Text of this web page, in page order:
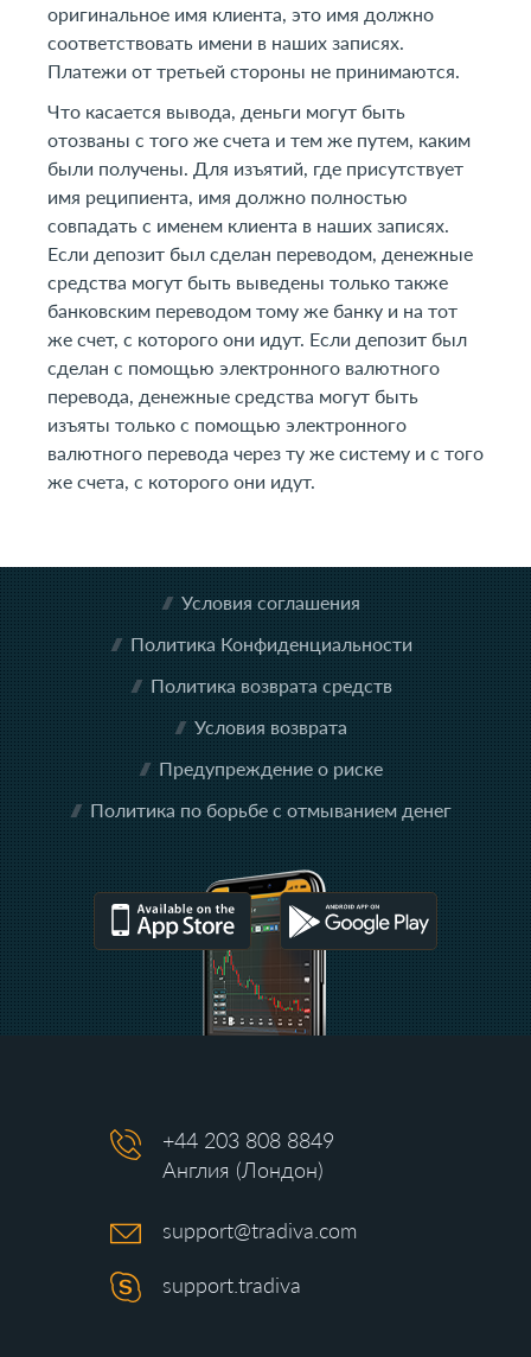
оригинальное имя клиента, это имя должно
соответствовать имени в наших записях.
Платежи от третьей стороны не принимаются.
Что касается вывода, деньги могут быть
отозваны с того же счета и тем же путем, каким
были получены. Для изъятий, где присутствует
имя реципиента, имя должно полностью
совпадать с именем клиента в наших записях.
Если депозит был сделан переводом, денежные
средства могут быть выведены только также
банковским переводом тому же банку и на тот
же счет, с которого они идут. Если депозит был
сделан с помощью электронного валютного
перевода, денежные средства могут быть
изъяты только с помощью электронного
валютного перевода через ту же систему и с того
же счета, с которого они идут.
Условия соглашения
Политика Конфиденциальности
Политика возврата средств
Условия возврата
Предупреждение о риске
Политика по борьбе с отмыванием денег
+44 203 808 8849
Англия (Лондон)
support@tradiva.com
support.tradiva